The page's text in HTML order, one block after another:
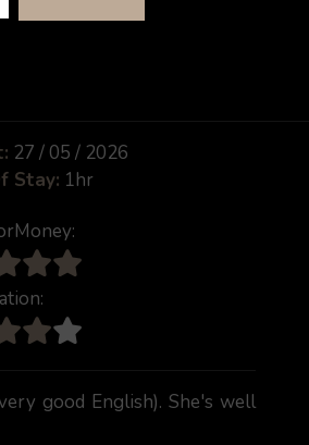
27 / 05 / 2026
Stay: 1hr
good English). She's well